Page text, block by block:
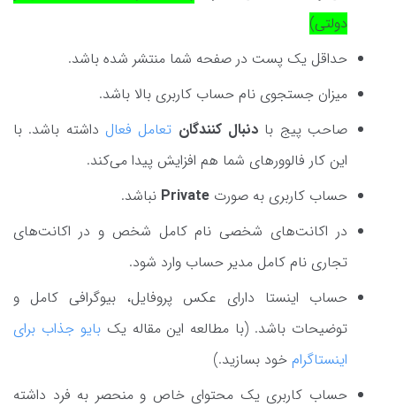
دولتی)
حداقل یک پست در صفحه شما منتشر شده باشد.
میزان جستجوی نام حساب کاربری بالا باشد.
صاحب پیج با دنبال کنندگان تعامل فعال داشته باشد. با
این کار فالوورهای شما هم افزایش پیدا می‌کند.
حساب کاربری به صورت Private نباشد.
در اکانت‌های شخصی نام کامل شخص و در اکانت‌های
تجاری نام کامل مدیر حساب وارد شود.
حساب اینستا دارای عکس پروفایل، بیوگرافی کامل و
توضیحات باشد. (با مطالعه این مقاله یکبایو جذاب برای
اینستاگرام خود بسازید.)
حساب کاربری یک محتوای خاص و منحصر به فرد داشته